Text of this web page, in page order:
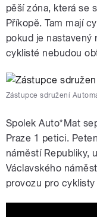
pěší zóna, která se
Příkopě. Tam mají
pokud je nastavený
cyklisté nebudou
Zástupce sdružení
Spolek Auto*Mat
Praze 1 petici.
náměstí Republiky,
Václavského
provozu pro